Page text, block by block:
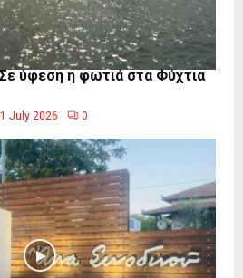
ύφεση η φωτιά στα Φύχτια
July 2026 0